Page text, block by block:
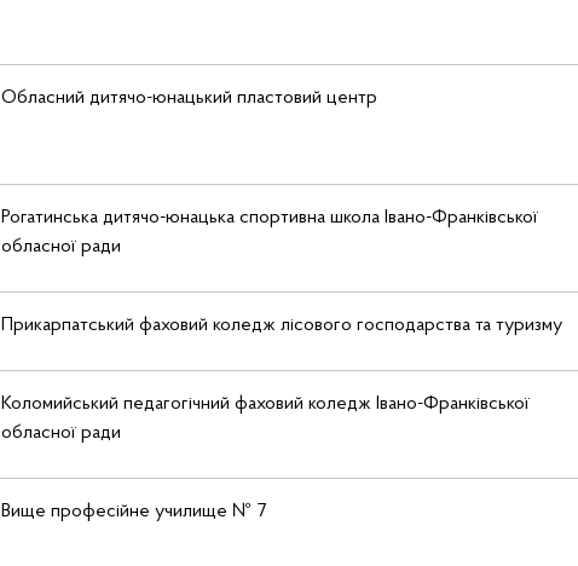
Обласний дитячо-юнацький пластовий центр
Рогатинська дитячо-юнацька спортивна школа Івано-Франківської
обласної ради
Прикарпатський фаховий коледж лісового господарства та туризму
Коломийський педагогічний фаховий коледж Івано-Франківської
обласної ради
Вище професійне училище № 7